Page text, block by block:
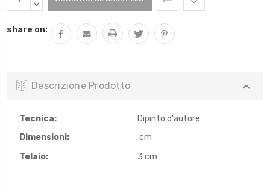
Attuale:QUANTITÀ:
DIMINUIRE
share on:
Descrizione Prodotto
Tecnica:
Dipinto d'autore
Dimensioni:
cm
Telaio:
3 cm